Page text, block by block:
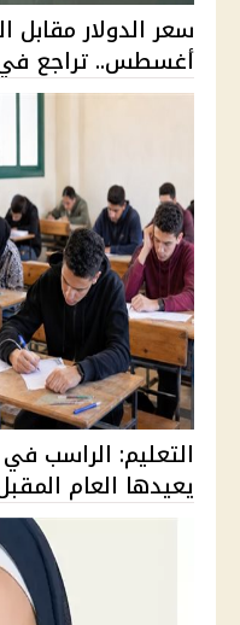
أغسطس.. تراجع في 10 بنوك
يعيدها العام